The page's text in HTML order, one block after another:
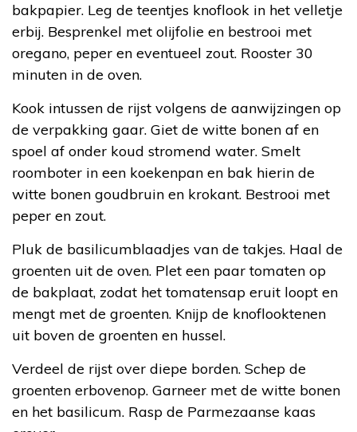
bakpapier. Leg de teentjes knoflook in het velletje
erbij. Besprenkel met olijfolie en bestrooi met
oregano, peper en eventueel zout. Rooster 30
minuten in de oven.
Kook intussen de rijst volgens de aanwijzingen op
de verpakking gaar. Giet de witte bonen af en
spoel af onder koud stromend water. Smelt
roomboter in een koekenpan en bak hierin de
witte bonen goudbruin en krokant. Bestrooi met
peper en zout.
Pluk de basilicumblaadjes van de takjes. Haal de
groenten uit de oven. Plet een paar tomaten op
de bakplaat, zodat het tomatensap eruit loopt en
mengt met de groenten. Knijp de knoflooktenen
uit boven de groenten en hussel.
Verdeel de rijst over diepe borden. Schep de
groenten erbovenop. Garneer met de witte bonen
en het basilicum. Rasp de Parmezaanse kaas